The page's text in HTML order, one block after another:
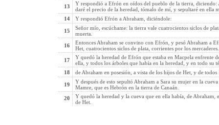
13
Y respondió a Efrón en oídos del pueblo de la tierra, diciendo:
daré el precio de la heredad, tómalo de mí, y sepultaré en ella
14
Y respondió Efrón a Abraham, diciéndole:
15
Señor mío, escúchame: la tierra vale cuatrocientos siclos de
muerta.
16
Entonces Abraham se convino con Efrón, y pesó Abraham a
Het, cuatrocientos siclos de plata, corrientes por los mercaderes.
17
Y quedó la heredad de Efrón que estaba en Macpela enfrente
ella, y todos los árboles que había en la heredad, y en todo su
18
de Abraham en posesión, a vista de los hijos de Het, y de
19
Y después de esto sepultó Abraham a Sara su mujer en la
Mamre, que es Hebrón en la tierra de Canaán.
20
Y quedó la heredad y la cueva que en ella había, de Abraham,
de Het.